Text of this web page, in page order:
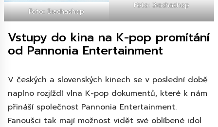
Foto: 3rachashop
Foto: 3rachashop
Vstupy do kina na K-pop promítání
od Pannonia Entertainment
V českých a slovenských kinech se v poslední době
naplno rozjíždí vlna K-pop dokumentů, které k nám
přináší společnost Pannonia Entertainment.
Fanoušci tak mají možnost vidět své oblíbené idol